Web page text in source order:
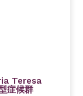
Teresa
症候群